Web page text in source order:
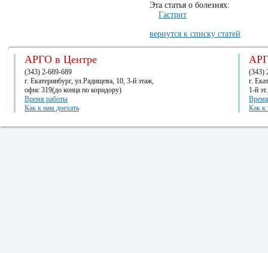
Эта статья о болезнях:
Гастрит
вернутся к списку статей
АРГО в Центре
(343) 2-689-689
г. Екатеринбург, ул.Радищева, 10, 3-й этаж,
офис 319(до конца по коридору)
Время работы
Как к нам доехать
(343)
г.
1-й
Как к